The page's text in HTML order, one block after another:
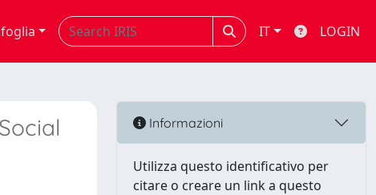
IT LOGIN
Informazioni
Utilizza questo identificativo per
citare o creare un link a questo